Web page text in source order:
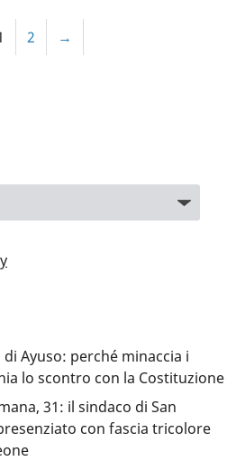
2 →
Ayuso: perché minaccia i
lo scontro con la Costituzione
31: il sindaco di San
con fascia tricolore